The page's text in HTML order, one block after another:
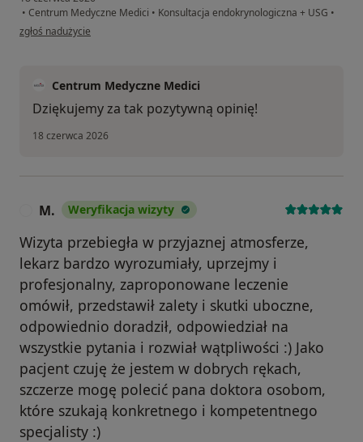
• Centrum Medyczne Medici • Konsultacja endokrynologiczna + USG •
w opinii użytkownika Wiktoria
zgłoś nadużycie
Centrum Medyczne Medici
Dziękujemy za tak pozytywną opinię!
18 czerwca 2026
M. Weryfikacja wizyty
Wizyta przebiegła w przyjaznej atmosferze,
lekarz bardzo wyrozumiały, uprzejmy i
profesjonalny, zaproponowane leczenie
omówił, przedstawił zalety i skutki uboczne,
odpowiednio doradził, odpowiedział na
wszystkie pytania i rozwiał wątpliwości :) Jako
pacjent czuję że jestem w dobrych rękach,
szczerze mogę polecić pana doktora osobom,
które szukają konkretnego i kompetentnego
specjalisty :)